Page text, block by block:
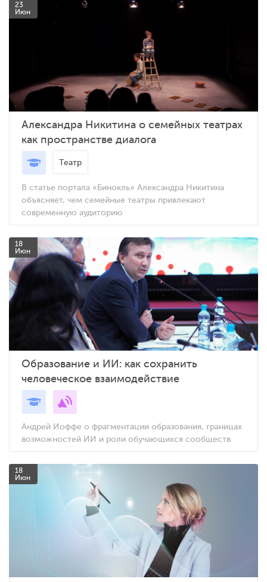
23
Июн
Александра Никитина о семейных театрах
как пространстве диалога
Театр
В статье портала «Бинокль» Александра Никитина
объясняет, чем семейные театры привлекают
современную аудиторию
18
Июн
Образование и ИИ: как сохранить
человеческое взаимодействие
Андрей Иоффе о фрагментации образования, границах
возможностей ИИ и роли обучающихся сообществ
18
Июн